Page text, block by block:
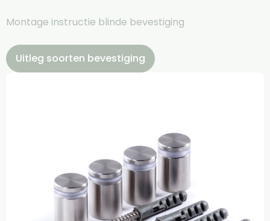
Montage instructie blinde bevestiging
Uitleg soorten bevestiging